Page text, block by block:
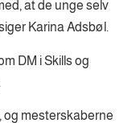
at de unge selv
Karina Adsbøl.
DM i Skills og
og mesterskaberne